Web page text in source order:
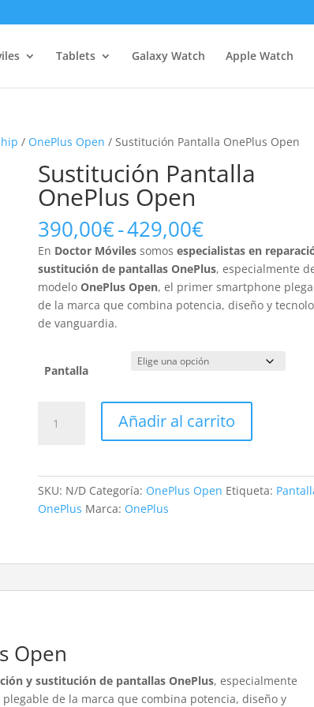
Tablets Galaxy Watch Apple Watch
/ OnePlus Open / Sustitución Pantalla OnePlus Open
Sustitución Pantalla
OnePlus Open
390,00€-429,00€Rango
de
precios:
desde
390,00€
hasta
En Doctor Móviles somosespecialistas en
sustitución de pantallas OnePlus, especialmente
modeloOnePlus Open, el primer smartphone
de la marca que combina potencia, diseño y
de vanguardia.
Pantalla
Pantalla
Añadir al carrito
SKU: N/D Categoría: OnePlus Open Etiqueta:
OnePlus Marca: OnePlus
Open
y sustitución de pantallas OnePlus, especialmente
de la marca que combina potencia, diseño y